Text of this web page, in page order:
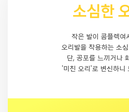
소심한
작은 발이 콤플렉여
오리발을 착용하는 소
단, 공포를 느끼거나
'미친 오리'로 변신하니